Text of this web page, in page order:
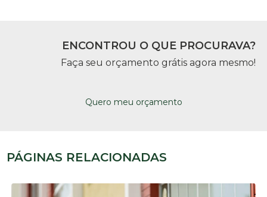
ENCONTROU O QUE PROCURAVA?
Faça seu orçamento grátis agora mesmo!
Quero meu orçamento
PÁGINAS RELACIONADAS